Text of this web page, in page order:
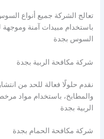
تعالج الشركة جميع أنواع
باستخدام مبيدات آمنة وموجهة
السوس بجدة
شركة مكافحة الربية بجدة
نقدم حلولًا فعالة للحد من
والمطابخ، باستخدام مواد
الربية بجدة
شركة مكافحة الحمام بجدة